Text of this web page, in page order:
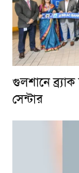
গুলশানে
সেন্টার